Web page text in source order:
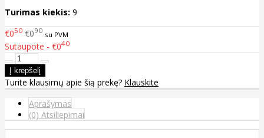
Turimas kiekis: 9
€050 €090 su PVM
Sutaupote - €040
Turite klausimų apie šią prekę? Klauskite
Aprašymas
(0) Atsiliepimai